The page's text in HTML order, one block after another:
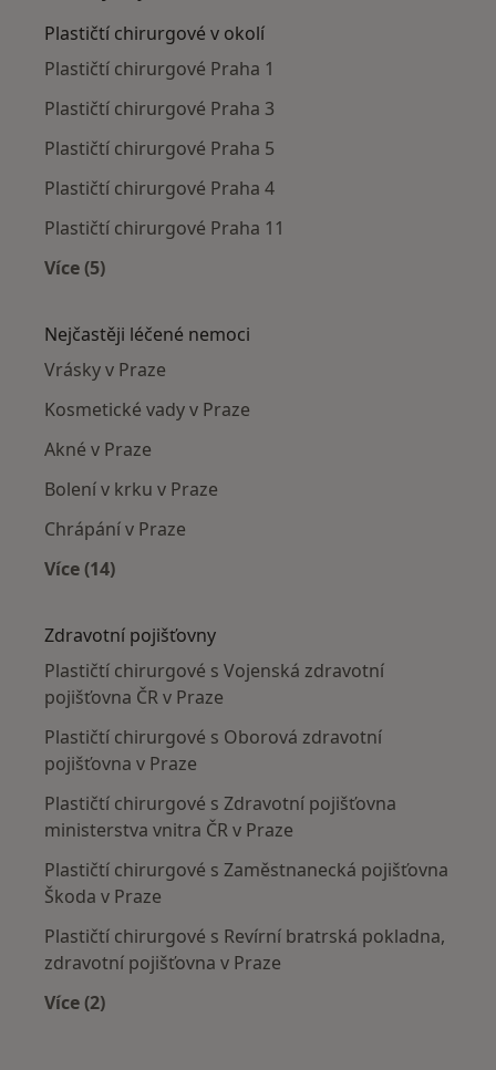
Plastičtí chirurgové v okolí
Plastičtí chirurgové Praha 1
Plastičtí chirurgové Praha 3
Plastičtí chirurgové Praha 5
Plastičtí chirurgové Praha 4
Plastičtí chirurgové Praha 11
Více (5)
Nejčastěji léčené nemoci
Vrásky v Praze
Kosmetické vady v Praze
Akné v Praze
Bolení v krku v Praze
Chrápání v Praze
Více (14)
Zdravotní pojišťovny
Plastičtí chirurgové s Vojenská zdravotní
pojišťovna ČR v Praze
Plastičtí chirurgové s Oborová zdravotní
pojišťovna v Praze
Plastičtí chirurgové s Zdravotní pojišťovna
ministerstva vnitra ČR v Praze
Plastičtí chirurgové s Zaměstnanecká pojišťovna
Škoda v Praze
Plastičtí chirurgové s Revírní bratrská pokladna,
zdravotní pojišťovna v Praze
Více (2)